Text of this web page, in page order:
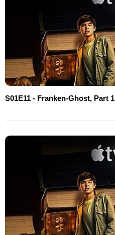
S01E11 - Franken-Ghost, Part 1